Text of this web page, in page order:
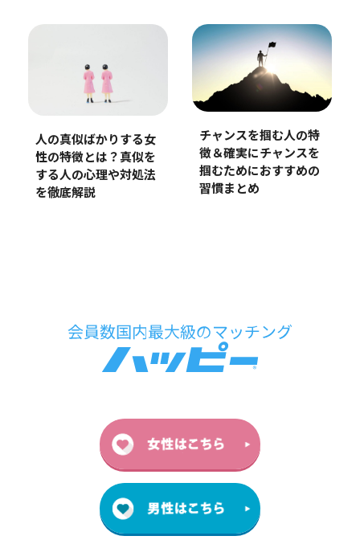
人の真似ばかりする女
性の特徴とは？真似を
する人の心理や対処法
を徹底解説
チャンスを掴む人の特
徴＆確実にチャンスを
掴むためにおすすめの
習慣まとめ